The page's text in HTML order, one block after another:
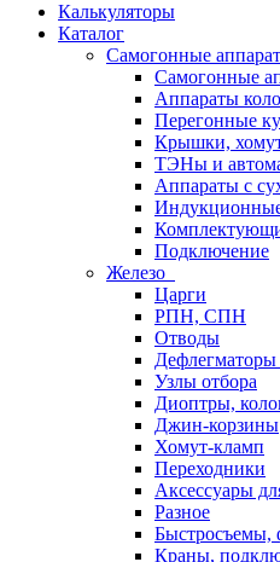
Калькуляторы
Каталог
Самогонные
Самогонные
Аппараты
Перегонные
Крышки,
ТЭНы и
Аппараты с
Подключение
Железо
Царги
РПН, СПН
Отводы
Узлы отбора
Диоптры,
Джин-корзины
Хомут-кламп
Переходники
Аксессуары
Разное
Быстросъемы,
Краны,